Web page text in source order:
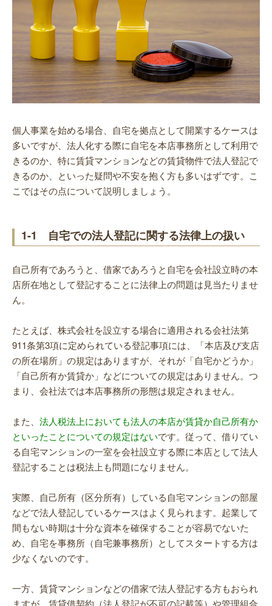
個人事業を始める場合、自宅を拠点として開業するケースは
多いですが、法人化する際に自宅を本店事務所として利用で
きるのか、特に賃貸マンションなどの賃貸物件で法人登記で
きるのか、といった疑問や不安を抱く方も多いはずです。こ
こではその点について説明しましょう。
1-1 自宅での法人登記に関する法律上の扱い
自己所有であろうと、借家であろうと自宅を会社設立時の本
店所在地として登記することに法律上の問題は見当たりませ
ん。
たとえば、株式会社を設立する場合に適用される会社法第
911条第3項に定められている登記事項には、「本店及び支店
の所在場所」の規定はありますが、それが「自宅かどうか」
「自己所有か賃貸か」などについての規定はありません。つ
まり、会社法では本店事務所の形態は規定されません。
また、 法人税法上においても法人の本店が賃貸か自己所有か
といったことについての規定はないです。従って、借りてい
る自宅マンションの一室を会社設立する際に本店として法人
登記することは税法上も問題になりません。
実際、自己所有（区分所有）している自宅マンションの部屋
などで法人登記しているケースはよく見られます。起業して
間もない時期は十分な資本を確保することが容易でないた
め、自宅を事務所（自宅兼事務所）としてスタートする方は
少なくないのです。
一方、賃貸マンションなどの借家で法人登記する方もおられ